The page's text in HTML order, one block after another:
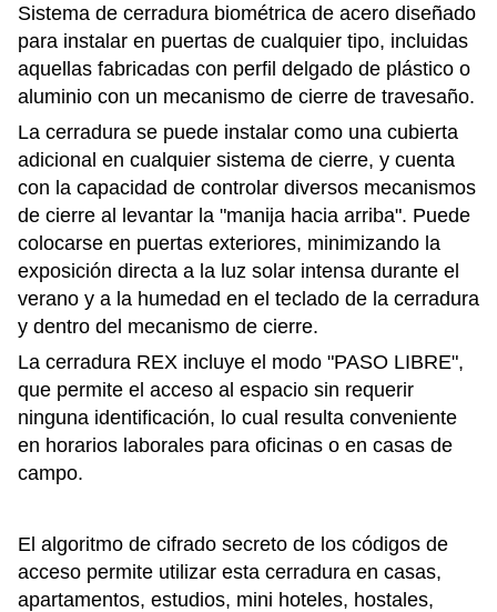
Sistema de cerradura biométrica de acero diseñado
para instalar en puertas de cualquier tipo, incluidas
aquellas fabricadas con perfil delgado de plástico o
aluminio con un mecanismo de cierre de travesaño.
La cerradura se puede instalar como una cubierta
adicional en cualquier sistema de cierre, y cuenta
con la capacidad de controlar diversos mecanismos
de cierre al levantar la "manija hacia arriba". Puede
colocarse en puertas exteriores, minimizando la
exposición directa a la luz solar intensa durante el
verano y a la humedad en el teclado de la cerradura
y dentro del mecanismo de cierre.
La cerradura REX incluye el modo "PASO LIBRE",
que permite el acceso al espacio sin requerir
ninguna identificación, lo cual resulta conveniente
en horarios laborales para oficinas o en casas de
campo.
El algoritmo de cifrado secreto de los códigos de
acceso permite utilizar esta cerradura en casas,
apartamentos, estudios, mini hoteles, hostales,